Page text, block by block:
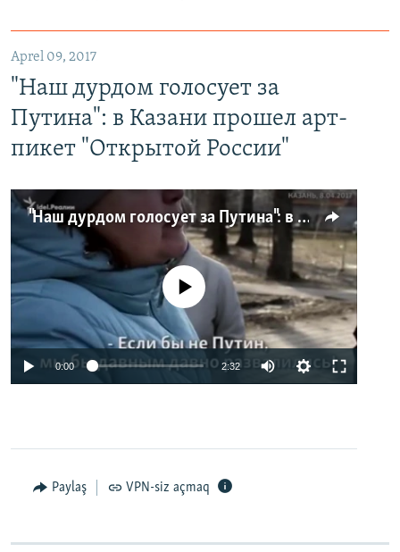
Aprel 09, 2017
"Наш дурдом голосует за
Путина": в Казани прошел арт-
пикет "Открытой России"
"Наш дурдом голосует за Путина": в Казани прошел арт-пикет "Открытой России"
No media source currently available
0:00 2:32
Paylaş VPN-siz açmaq